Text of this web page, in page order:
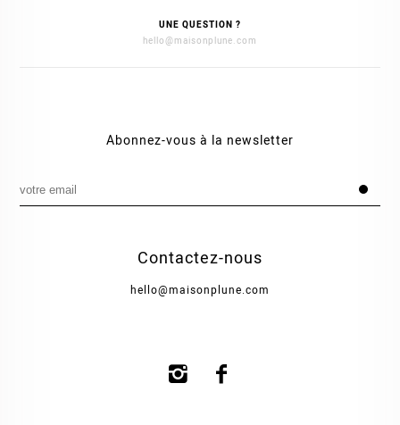
UNE QUESTION ?
hello@maisonplune.com
Abonnez-vous à la newsletter
Contactez-nous
hello@maisonplune.com